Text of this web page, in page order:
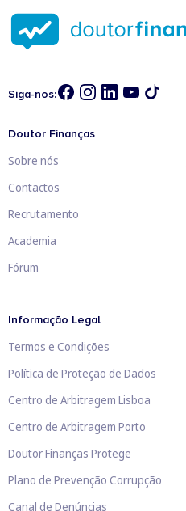
Siga-nos:
Doutor Finanças
Sobre nós
Contactos
Recrutamento
Academia
Fórum
Informação Legal
Termos e Condições
Política de Proteção de Dados
Centro de Arbitragem Lisboa
Centro de Arbitragem Porto
Doutor Finanças Protege
Plano de Prevenção Corrupção
Canal de Denúncias